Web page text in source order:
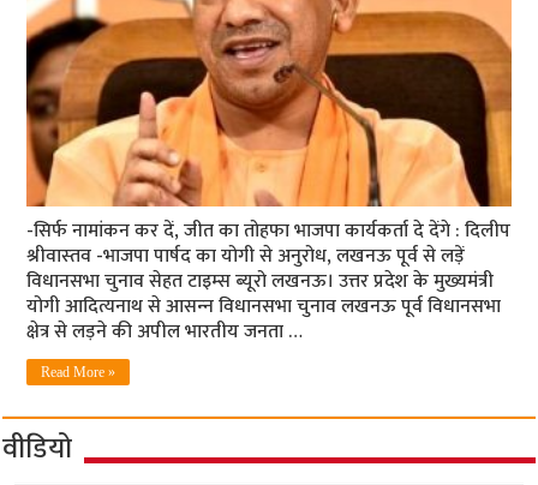
-सिर्फ नामांकन कर दें, जीत का तोहफा भाजपा कार्यकर्ता दे देंगे : दिलीप
श्रीवास्‍तव -भाजपा पार्षद का योगी से अनुरोध, लखनऊ पूर्व से लड़ें
विधानसभा चुनाव सेहत टाइम्‍स ब्‍यूरो लखनऊ। उत्तर प्रदेश के मुख्यमंत्री
योगी आदित्यनाथ से आसन्‍न विधानसभा चुनाव लखनऊ पूर्व विधानसभा
क्षेत्र से लड़ने की अपील भारतीय जनता …
Read More »
वीडियो